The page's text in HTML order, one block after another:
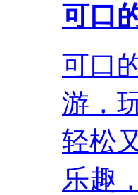
可口
可口
游，
轻松
乐趣